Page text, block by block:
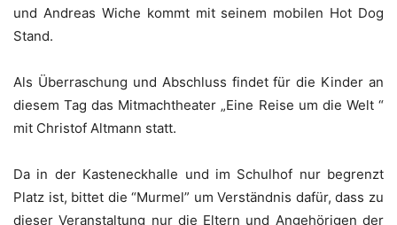
und Andreas Wiche kommt mit seinem mobilen Hot Dog
Stand.
Als Überraschung und Abschluss findet für die Kinder an
diesem Tag das Mitmachtheater „Eine Reise um die Welt “
mit Christof Altmann statt.
Da in der Kasteneckhalle und im Schulhof nur begrenzt
Platz ist, bittet die “Murmel” um Verständnis dafür, dass zu
dieser Veranstaltung nur die Eltern und Angehörigen der